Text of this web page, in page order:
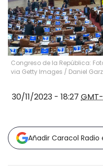
Congreso de la República:
via Getty Images / Daniel
30/11/2023 - 18:27
Añadir Caracol Radio